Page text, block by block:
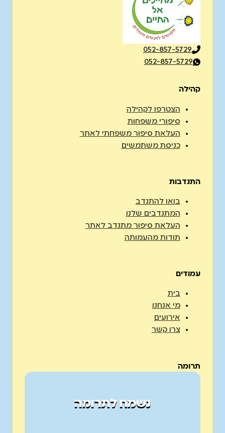
052-857-5729
052-857-5729
קהילה
הצטרפו לקהילה
סיפורי משפחות
העלאת סיפור משפחתי לאתר
כניסת משתמשים
התנדבות
בואו להתנדב
המתנדבים שלנו
העלאת סיפור מתנדב לאתר
תודות מהעמותה
עמודים
בית
מי אנחנו
אירועים
צרו קשר
תרומה
נשמח לתרומה